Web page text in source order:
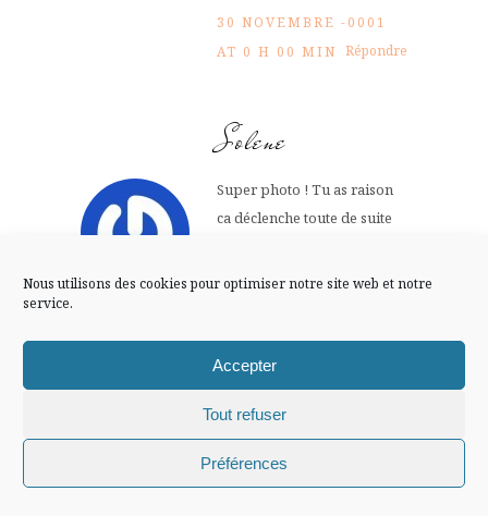
Nous utilisons des cookies pour optimiser notre site web et notre
service.
Accepter
Tout refuser
Préférences
30 NOVEMBRE -0001
AT 0 H 00 MIN Répondre
Solene
Super photo ! Tu as raison
ca déclenche toute de suite
western !
AT 0 H 00 MIN Répondre
Eva INside-
EXpat
FLUX INSTA
Mentions légales Confidentialité